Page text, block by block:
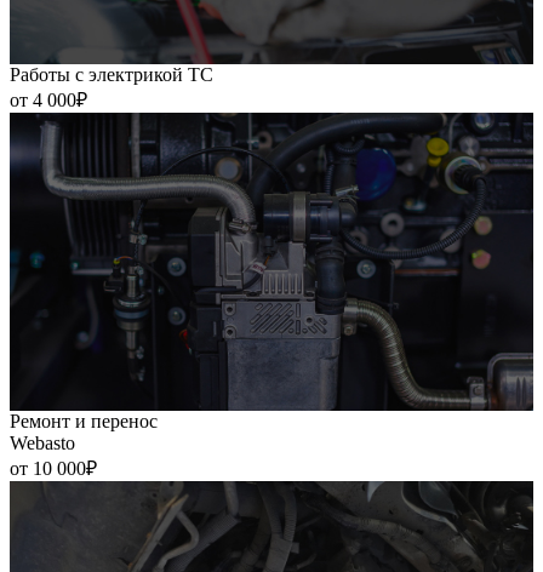
Работы с электрикой ТС
от 4 000₽
Ремонт и перенос
Webasto
от 10 000₽